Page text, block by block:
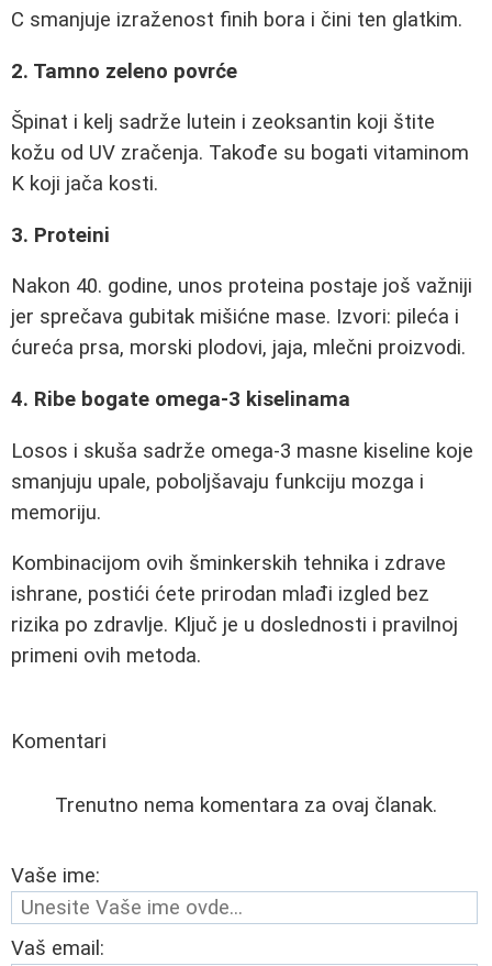
C smanjuje izraženost finih bora i čini ten glatkim.
2. Tamno zeleno povrće
Špinat i kelj sadrže lutein i zeoksantin koji štite
kožu od UV zračenja. Takođe su bogati vitaminom
K koji jača kosti.
3. Proteini
Nakon 40. godine, unos proteina postaje još važniji
jer sprečava gubitak mišićne mase. Izvori: pileća i
ćureća prsa, morski plodovi, jaja, mlečni proizvodi.
4. Ribe bogate omega-3 kiselinama
Losos i skuša sadrže omega-3 masne kiseline koje
smanjuju upale, poboljšavaju funkciju mozga i
memoriju.
Kombinacijom ovih šminkerskih tehnika i zdrave
ishrane, postići ćete prirodan mlađi izgled bez
rizika po zdravlje. Ključ je u doslednosti i pravilnoj
primeni ovih metoda.
Komentari
Trenutno nema komentara za ovaj članak.
Vaše ime:
Vaš email: